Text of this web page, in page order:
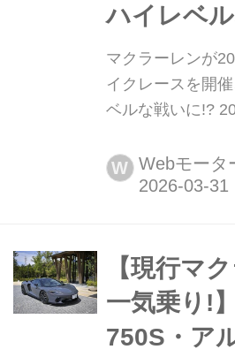
ハイレベ
マクラーレンが
イクレースを開
ベルな戦いに!?
記者発表会を行
スタマーレーシ
ア」開催に向け
とを明らかにし
「マクラーレ...
W Webモータ
【現行マ
一気乗り!
750S・ア